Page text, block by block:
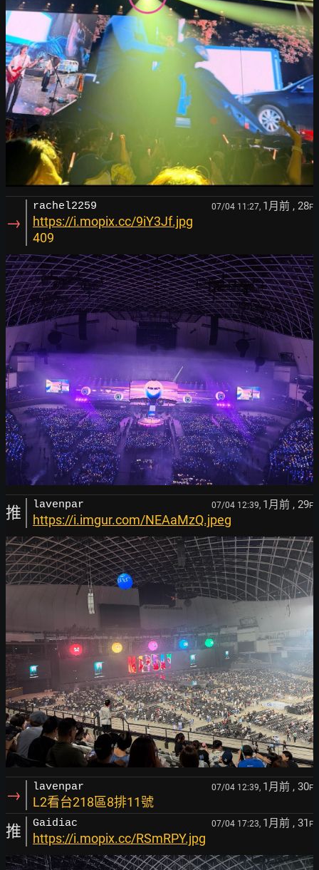
→
rachel2259 07/04 11:27, 1月前 , 28F
https://i.mopix.cc/9iY3Jf.jpg
409
推 lavenpar 07/04 12:39, 1月前 , 29F
https://i.imgur.com/NEAaMzQ.jpeg
→ lavenpar 07/04 12:39, 1月前 , 30F
L2看台218區8排11號
推 Gaidiac 07/04 17:23, 1月前 , 31 F
https://i.mopix.cc/RSmRPY.jpg